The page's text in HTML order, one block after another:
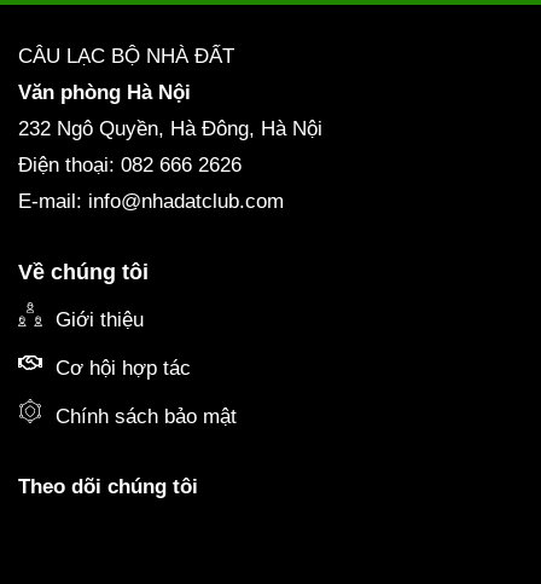
CÂU LẠC BỘ NHÀ ĐẤT
Văn phòng Hà Nội
232 Ngô Quyền, Hà Đông, Hà Nội
Điện thoại: 082 666 2626
E-mail: info@nhadatclub.com
Về chúng tôi
Giới thiệu
Cơ hội hợp tác
Chính sách bảo mật
Theo dõi chúng tôi